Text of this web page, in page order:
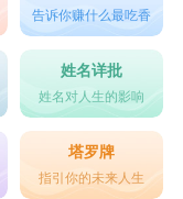
告诉你赚什么最吃香
姓名详批
姓名对人生的影响
塔罗牌
指引你的未来人生